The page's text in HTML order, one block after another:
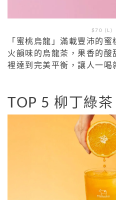
$70 (L)
「蜜桃烏龍」滿載豐沛的
火韻味的烏龍茶，果香的酸
裡達到完美平衡，讓人一喝
TOP 5 柳丁綠茶